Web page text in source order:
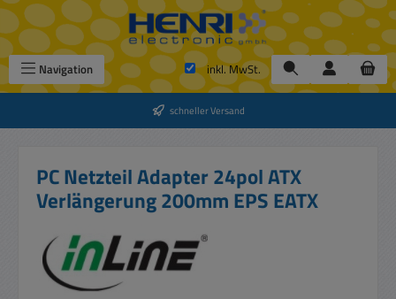
Zum Hauptinhalt springen
Navigation inkl. MwSt.
schneller Versand
PC Netzteil Adapter 24pol ATX
Verlängerung 200mm EPS EATX